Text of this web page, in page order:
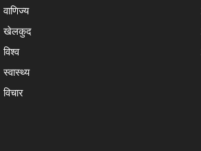
वाणिज्य
खेलकुद
विश्व
स्वास्थ्य
विचार